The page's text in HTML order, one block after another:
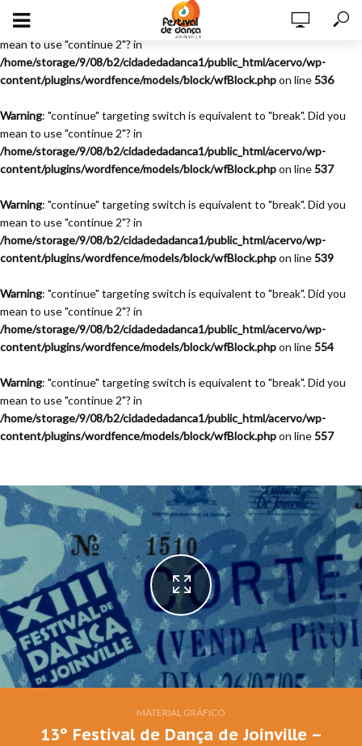
Warning
: "continue" targeting switch is equivalent to "break". Did you
mean to use "continue 2"? in
/home/storage/9/08/b2/cidadedadanca1/public_html/acervo/wp-
content/plugins/wordfence/models/block/wfBlock.phpon line536
Warning: "continue" targeting switch is equivalent to "break". Did you
mean to use "continue 2"? in
/home/storage/9/08/b2/cidadedadanca1/public_html/acervo/wp-
content/plugins/wordfence/models/block/wfBlock.phpon line537
Warning: "continue" targeting switch is equivalent to "break". Did you
mean to use "continue 2"? in
/home/storage/9/08/b2/cidadedadanca1/public_html/acervo/wp-
content/plugins/wordfence/models/block/wfBlock.phpon line539
Warning: "continue" targeting switch is equivalent to "break". Did you
mean to use "continue 2"? in
/home/storage/9/08/b2/cidadedadanca1/public_html/acervo/wp-
content/plugins/wordfence/models/block/wfBlock.phpon line554
Warning: "continue" targeting switch is equivalent to "break". Did you
mean to use "continue 2"? in
/home/storage/9/08/b2/cidadedadanca1/public_html/acervo/wp-
content/plugins/wordfence/models/block/wfBlock.phpon line557
Festival de Dança de Joinville - 13a. Edição - 1995
MATERIAL GRÁFICO
13º Festival de Dança de Joinville –